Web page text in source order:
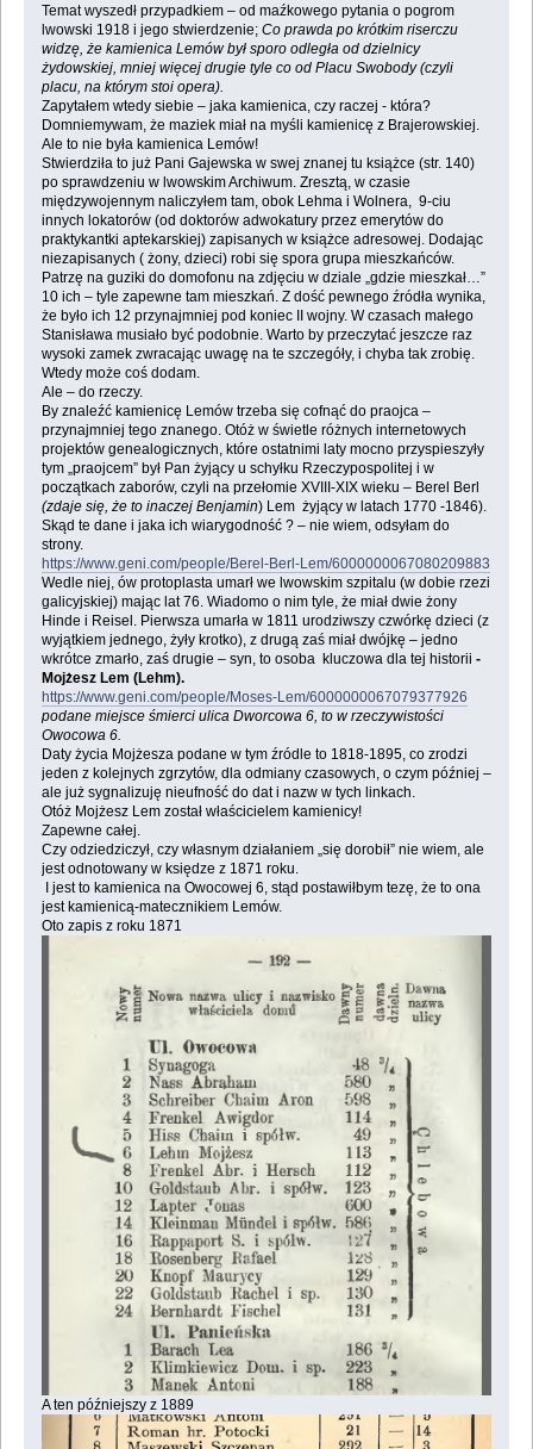
Temat wyszedł przypadkiem – od maźkowego pytania o pogrom
lwowski 1918 i jego stwierdzenie;Co prawda po krótkim riserczu
widzę, że kamienica Lemów był sporo odległa od dzielnicy
żydowskiej, mniej więcej drugie tyle co od Placu Swobody (czyli
placu, na którym stoi opera).
Zapytałem wtedy siebie – jaka kamienica, czy raczej - która?
Domniemywam, że maziek miał na myśli kamienicę z Brajerowskiej.
Ale to nie była kamienica Lemów!
Stwierdziła to już Pani Gajewska w swej znanej tu książce (str. 140)
po sprawdzeniu w lwowskim Archiwum. Zresztą, w czasie
międzywojennym naliczyłem tam, obok Lehma i Wolnera, 9-ciu
innych lokatorów (od doktorów adwokatury przez emerytów do
praktykantki aptekarskiej) zapisanych w książce adresowej. Dodając
niezapisanych ( żony, dzieci) robi się spora grupa mieszkańców.
Patrzę na guziki do domofonu na zdjęciu w dziale „gdzie mieszkał…”
10 ich – tyle zapewne tam mieszkań. Z dość pewnego źródła wynika,
że było ich 12 przynajmniej pod koniec II wojny. W czasach małego
Stanisława musiało być podobnie. Warto by przeczytać jeszcze raz
wysoki zamek zwracając uwagę na te szczegóły, i chyba tak zrobię.
Wtedy może coś dodam.
Ale – do rzeczy.
By znaleźć kamienicę Lemów trzeba się cofnąć do praojca –
przynajmniej tego znanego. Otóż w świetle różnych internetowych
projektów genealogicznych, które ostatnimi laty mocno przyspieszyły
tym „praojcem” był Pan żyjący u schyłku Rzeczypospolitej i w
początkach zaborów, czyli na przełomie XVIII-XIX wieku – Berel Berl
(zdaje się, że to inaczej Benjamin) Lem żyjący w latach 1770 -1846).
Skąd te dane i jaka ich wiarygodność ? – nie wiem, odsyłam do
strony.
https://www.geni.com/people/Berel-Berl-Lem/6000000067080209883
Wedle niej, ów protoplasta umarł we lwowskim szpitalu (w dobie rzezi
galicyjskiej) mając lat 76. Wiadomo o nim tyle, że miał dwie żony
Hinde i Reisel. Pierwsza umarła w 1811 urodziwszy czwórkę dzieci (z
wyjątkiem jednego, żyły krotko), z drugą zaś miał dwójkę – jedno
wkrótce zmarło, zaś drugie – syn, to osoba kluczowa dla tej historii -
Mojżesz Lem (Lehm).
https://www.geni.com/people/Moses-Lem/6000000067079377926
podane miejsce śmierci ulica Dworcowa 6, to w rzeczywistości
Owocowa 6.
Daty życia Mojżesza podane w tym źródle to 1818-1895, co zrodzi
jeden z kolejnych zgrzytów, dla odmiany czasowych, o czym później –
ale już sygnalizuję nieufność do dat i nazw w tych linkach.
Otóż Mojżesz Lem został właścicielem kamienicy!
Zapewne całej.
Czy odziedziczył, czy własnym działaniem „się dorobił” nie wiem, ale
jest odnotowany w księdze z 1871 roku.
I jest to kamienica na Owocowej 6, stąd postawiłbym tezę, że to ona
jest kamienicą-matecznikiem Lemów.
Oto zapis z roku 1871
A ten późniejszy z 1889